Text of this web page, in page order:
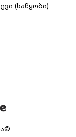
(საწყობი)